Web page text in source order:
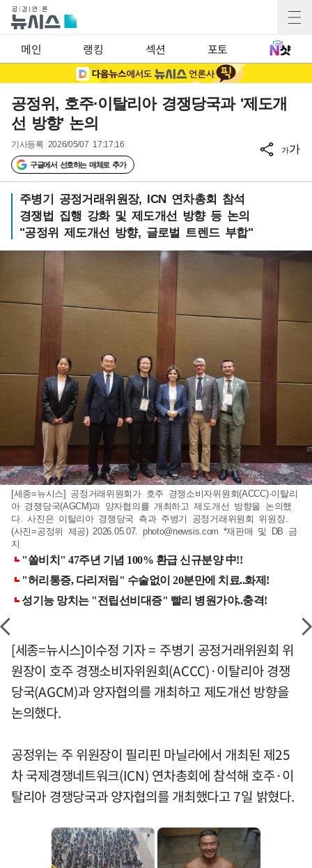
메인 랭킹 섹션 포토
공정위, 호주·이탈리아 경쟁당국과 '제도개
선 방향' 논의
기사등록 2026/05/07 17:17:16
구글에서 선호하는 매체로 추가
가가
주병기 공정거래위원장, ICN 연차총회 참석
경쟁법 집행 강화 및 제도개선 방향 등 논의
"공정위 제도개선 방향, 글로벌 트렌드 부합"
[세종=뉴시스] 공정거래위원회가 호주 경쟁소비자위원회(ACCC)·이탈리
아 경쟁당국(AGCM)과 양자협의를 개최하고 제도개선 방향을 논의했
다. 사진은 이탈리아 경쟁당국 측과 주병기 공정거래위원회 위원장.
(사진=공정위 제공) 2026.05.07. photo@newsis.com *재판매 및 DB 금
지
[세종=뉴시스]이수정 기자 = 주병기 공정거래위원회 위
원장이 호주 경쟁소비자위원회(ACCC)·이탈리아 경쟁
당국(AGCM)과 양자협의를 개최하고 제도개선 방향을
논의했다.
공정위는 주 위원장이 필리핀 마닐라에서 개최된 제25
차 국제경쟁네트워크(ICN) 연차총회에 참석해 호주·이
탈리아 경쟁당국과 양자협의를 개최했다고 7일 밝혔다.